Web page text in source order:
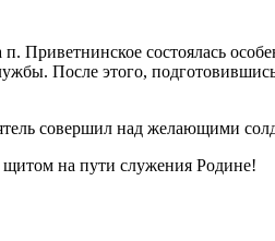
состоялась
После этого,
совершил над желающими
щитом на пути служения Родине!